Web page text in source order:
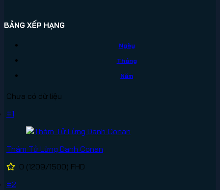
BẢNG XẾP HẠNG
Ngày
Tháng
Năm
Chưa có dữ liệu
#1
Thám Tử Lừng Danh Conan
0 (1209/1500) FHD
#2